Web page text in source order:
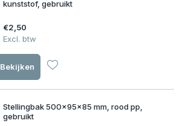
kunststof, gebruikt
€2,50
Excl. btw
Bekijken
Stellingbak 500x95x85 mm, rood pp,
gebruikt